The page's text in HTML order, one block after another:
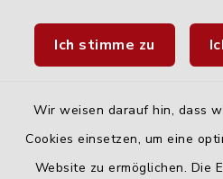
Ich stimme zu
Wir weisen darauf hin, dass
Cookies einsetzen, um eine
Website zu ermöglichen. Die
Fahrplanauskunft DING